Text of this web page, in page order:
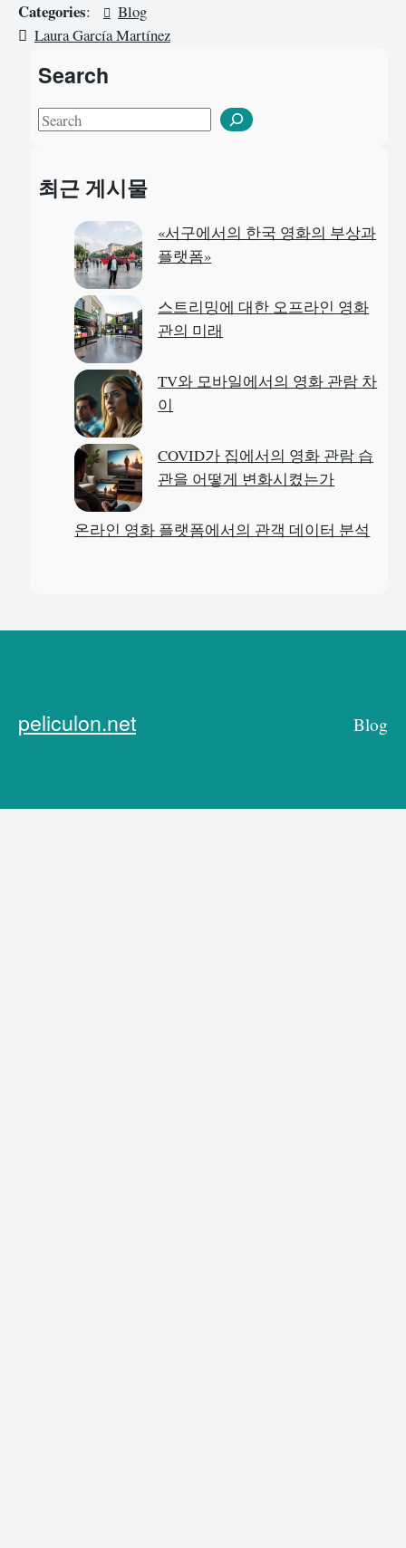
Categories:
Blog
Laura García Martínez
Search
S
r
최근 게시물
«서구에서의 한국 영화의 부상과
플랫폼»
스트리밍에 대한 오프라인 영화
관의 미래
TV와 모바일에서의 영화 관람 차
이
COVID가 집에서의 영화 관람 습
관을 어떻게 변화시켰는가
온라인 영화 플랫폼에서의 관객 데이터 분석
peliculon.net Blog